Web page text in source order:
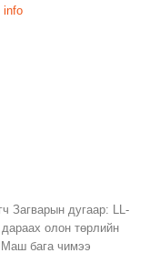
info
Загварын дугаар: LL-
олон төрлийн
Маш бага чимээ